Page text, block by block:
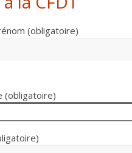
(obligatoire)
(obligatoire)